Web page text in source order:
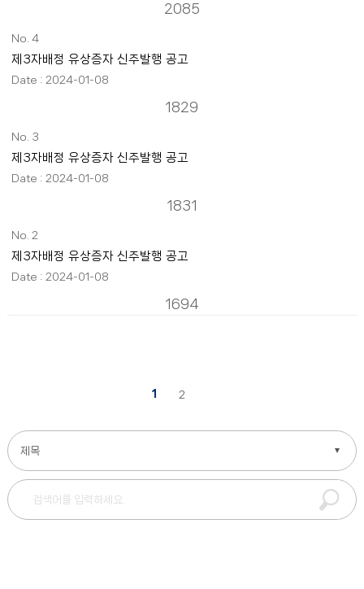
2085
4
제3자배정 유상증자 신주발행 공고
2024-01-08
1829
3
제3자배정 유상증자 신주발행 공고
2024-01-08
1831
2
제3자배정 유상증자 신주발행 공고
2024-01-08
1694
1 2